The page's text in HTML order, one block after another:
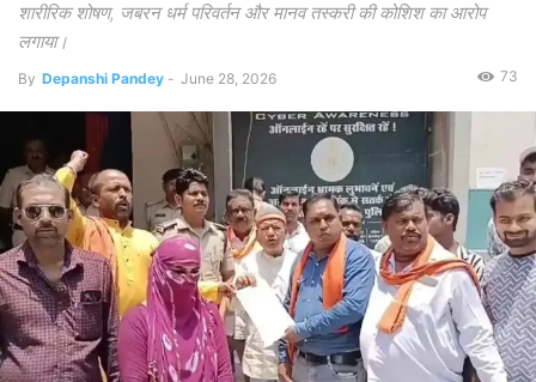
शारीरिक शोषण, जबरन धर्म परिवर्तन और मानव तस्करी की कोशिश का आरोप
लगाया।
By Depanshi Pandey - June 28, 2026 73